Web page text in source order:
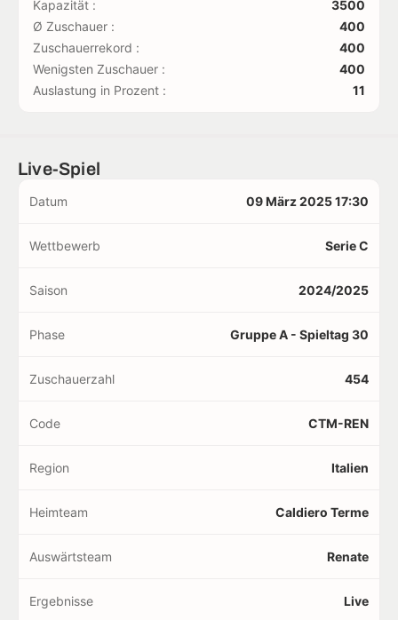
Kapazität :
3500
Ø Zuschauer :
400
Zuschauerrekord :
400
Wenigsten Zuschauer :
400
Auslastung in Prozent :
11
Live-Spiel
Datum 09 März 2025 17:30
Wettbewerb Serie C
Saison 2024/2025
Phase Gruppe A - Spieltag 30
Zuschauerzahl 454
Code CTM-REN
Region Italien
Heimteam Caldiero Terme
Auswärtsteam Renate
Ergebnisse Live